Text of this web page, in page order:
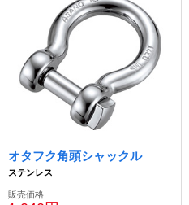
オタフク角頭シャックル
ステンレス
販売価格